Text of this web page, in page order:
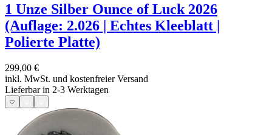
1 Unze Silber Ounce of Luck 2026
(Auflage: 2.026 | Echtes Kleeblatt |
Polierte Platte)
299,00 €
inkl. MwSt. und kostenfreier Versand
Lieferbar in 2-3 Werktagen